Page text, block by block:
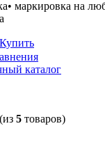
маркировка на
Купить
каталог
(из 5 товаров)